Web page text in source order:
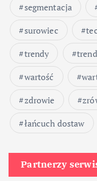
segmentacja
surowiec
trendy
wartość
zdrowie
łańcuch dostaw
Partnerzy